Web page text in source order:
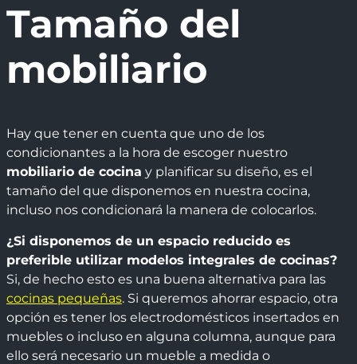
Tamaño del
mobiliario
Hay que tener en cuenta que uno de los
condicionantes a la hora de escoger nuestro
mobiliario de cocina y planificar su diseño, es el
tamaño del que disponemos en nuestra cocina,
incluso nos condicionará la manera de colocarlos.
¿Si disponemos de un espacio reducido es
preferible utilizar modelos integrales de cocinas?
Si, de hecho esto es una buena alternativa para las
cocinas pequeñas. Si queremos ahorrar espacio, otra
opción es tener los electrodomésticos insertados en
muebles o incluso en alguna columna, aunque para
ello será necesario un mueble a medida o